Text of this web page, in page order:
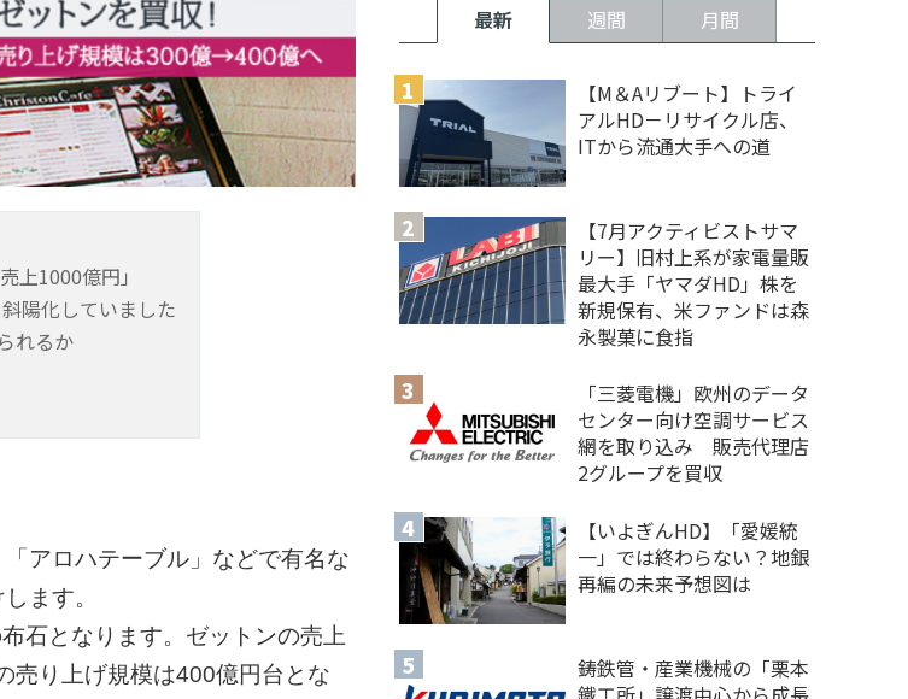
上1000億円」
陽化していました
れるか
「アロハテーブル」などで有名な
ます。
石となります。ゼットンの売上
売り上げ規模は400億円台とな
最新 週間 月間
【M＆Aリブート】トライ
アルHD－リサイクル店、
ITから流通大手への道
【7月アクティビストサマ
リー】旧村上系が家電量販
最大手「ヤマダHD」株を
新規保有、米ファンドは森
永製菓に食指
「三菱電機」欧州のデータ
センター向け空調サービス
網を取り込み 販売代理店
2グループを買収
【いよぎんHD】「愛媛統
一」では終わらない？地銀
再編の未来予想図は
鋳鉄管・産業機械の「栗本